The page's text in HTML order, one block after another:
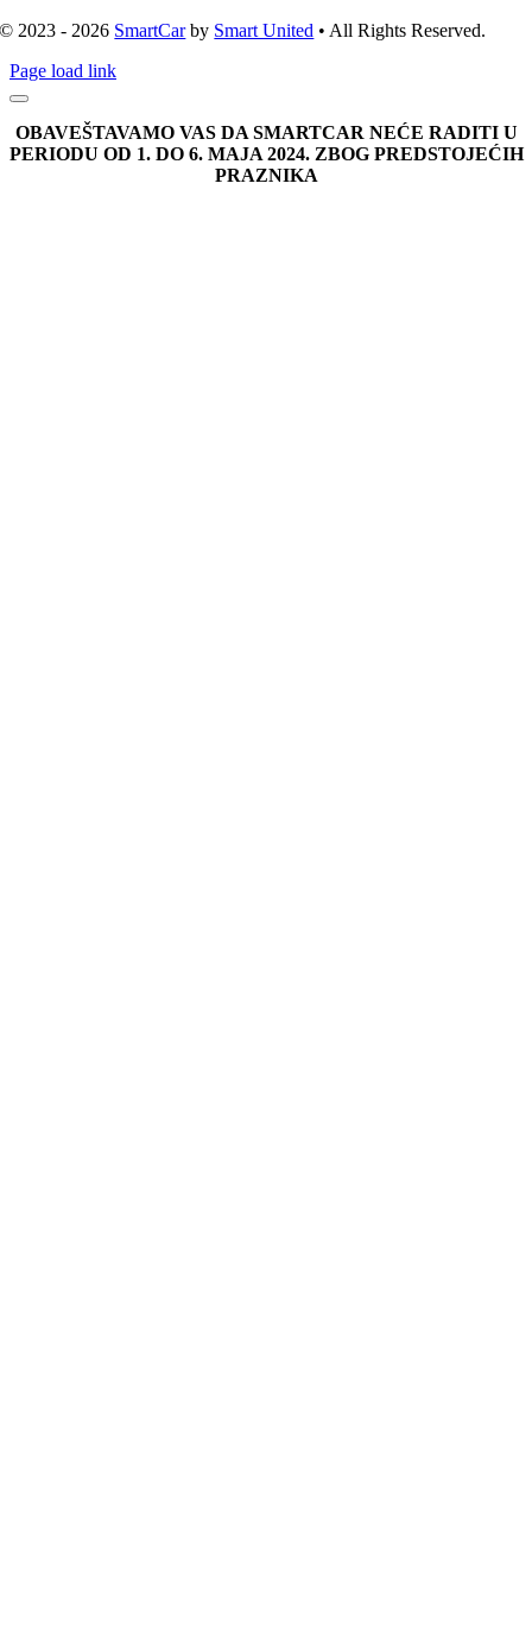
© 2023 - 2026 SmartCarby Smart United • All Rights Reserved.
Page load link
OBAVEŠTAVAMO VAS DA SMARTCAR NEĆE RADITI U
PERIODU OD 1. DO 6. MAJA 2024. ZBOG PREDSTOJEĆIH
PRAZNIKA